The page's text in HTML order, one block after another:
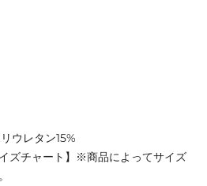
ウレタン15%
ズチャート】※商品によってサイズ